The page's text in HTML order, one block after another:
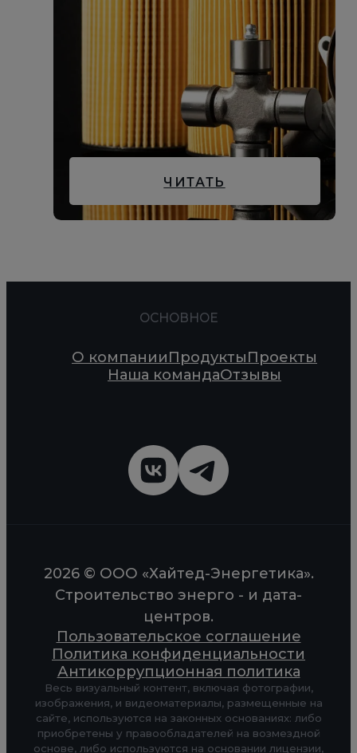
ЧИТАТЬ
ОСНОВНОЕ
О компанииПродуктыПроекты
Наша командаОтзывы
2026 © ООО «Хайтед-Энергетика».
Строительство энерго - и дата-
центров.
Пользовательское соглашение
Политика конфиденциальности
Антикоррупционная политика
Весь визуальный контент, включая фотографии,
изображения, и видеоматериалы, размещенные на
сайте, используются на законных основаниях: либо
приобретены у правообладателей на возмездной
основе, либо используются на основании лицензии,